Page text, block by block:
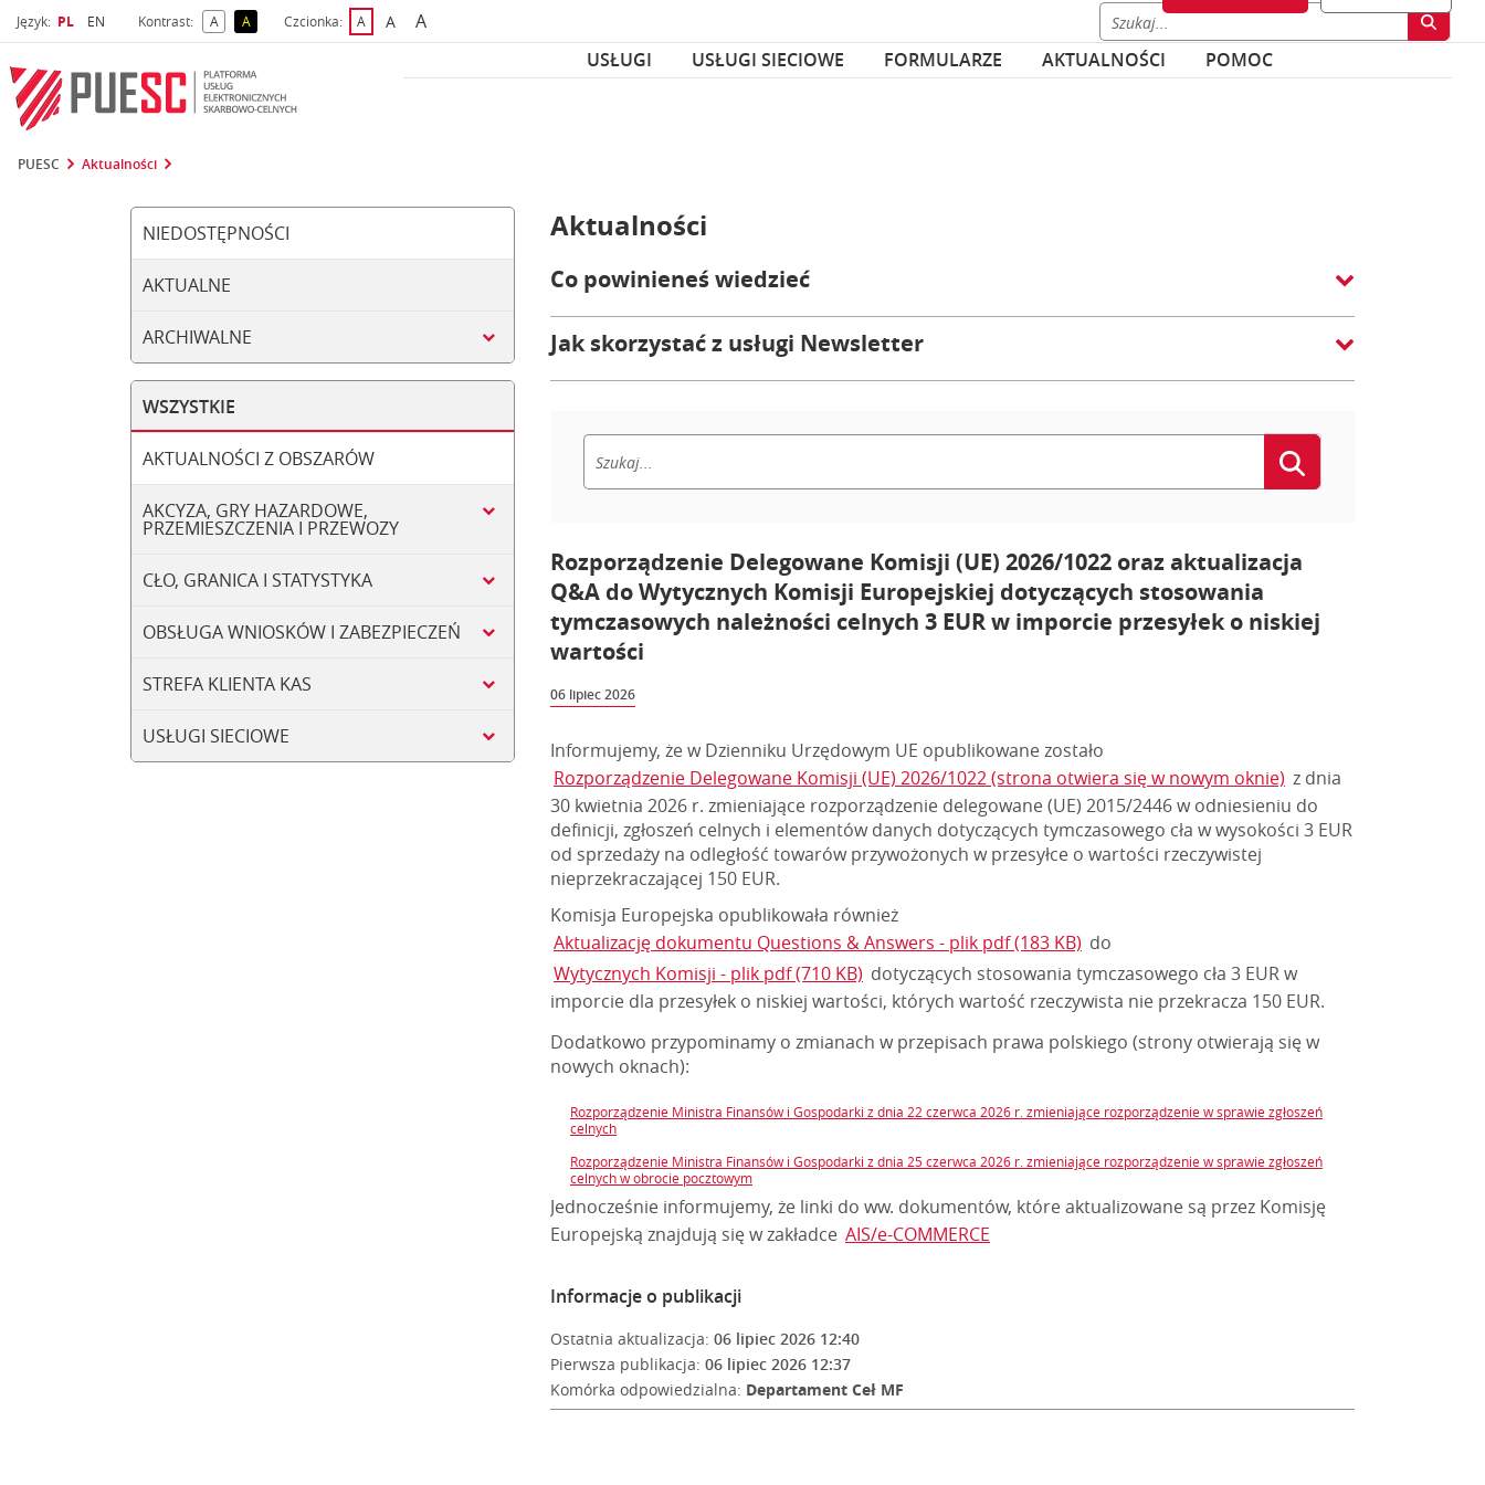
Język: Wybrany język
PL Wybierz język
EN Kontrast: Akontrast domyślny
Akontrast żółty tekst na czarnym tle
Czcionka: Adomyślna czcionka
Awiększa czcionka
Anajwiększa czcionka
USŁUGI
USŁUGI SIECIOWE FORMULARZE AKTUALNOŚCI POMOC
PUESC Aktualności
NIEDOSTĘPNOŚCI
AKTUALNE
ARCHIWALNE
WSZYSTKIE
AKTUALNOŚCI Z OBSZARÓW
AKCYZA, GRY HAZARDOWE,
PRZEMIESZCZENIA I PRZEWOZY
CŁO, GRANICA I STATYSTYKA
OBSŁUGA WNIOSKÓW I ZABEZPIECZEŃ
STREFA KLIENTA KAS
USŁUGI SIECIOWE
Aktualności
Co powinieneś wiedzieć
Jak skorzystać z usługi Newsletter
Rozporządzenie Delegowane Komisji (UE) 2026/1022 oraz aktualizacja
Q&A do Wytycznych Komisji Europejskiej dotyczących stosowania
tymczasowych należności celnych 3 EUR w imporcie przesyłek o niskiej
wartości
06 lipiec 2026
Informujemy, że w Dzienniku Urzędowym UE opublikowane zostało
Rozporządzenie Delegowane Komisji (UE) 2026/1022 (strona otwiera się w nowym oknie) z dnia
30 kwietnia 2026 r. zmieniające rozporządzenie delegowane (UE) 2015/2446 w odniesieniu do
definicji, zgłoszeń celnych i elementów danych dotyczących tymczasowego cła w wysokości 3 EUR
od sprzedaży na odległość towarów przywożonych w przesyłce o wartości rzeczywistej
nieprzekraczającej 150 EUR.
Komisja Europejska opublikowała również
Aktualizację dokumentu Questions & Answers - plik pdf (183 KB) do
Wytycznych Komisji - plik pdf (710 KB) dotyczących stosowania tymczasowego cła 3 EUR w
imporcie dla przesyłek o niskiej wartości, których wartość rzeczywista nie przekracza 150 EUR.
Dodatkowo przypominamy o zmianach w przepisach prawa polskiego (strony otwierają się w
nowych oknach):
Rozporządzenie Ministra Finansów i Gospodarki z dnia 22 czerwca 2026 r. zmieniające rozporządzenie w sprawie zgłoszeń
celnych
Rozporządzenie Ministra Finansów i Gospodarki z dnia 25 czerwca 2026 r. zmieniające rozporządzenie w sprawie zgłoszeń
celnych w obrocie pocztowym
Jednocześnie informujemy, że linki do ww. dokumentów, które aktualizowane są przez Komisję
Europejską znajdują się w zakładce AIS/e-COMMERCE
Informacje o publikacji
Ostatnia aktualizacja: 06 lipiec 2026 12:40
Pierwsza publikacja: 06 lipiec 2026 12:37
Komórka odpowiedzialna: Departament Ceł MF